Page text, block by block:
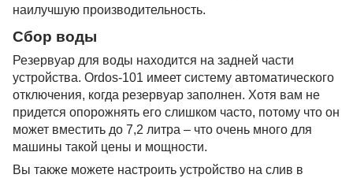
наилучшую производительность.
Сбор воды
Резервуар для воды находится на задней части
устройства. Ordos-101 имеет систему автоматического
отключения, когда резервуар заполнен. Хотя вам не
придется опорожнять его слишком часто, потому что он
может вместить до 7,2 литра – что очень много для
машины такой цены и мощности.
Вы также можете настроить устройство на слив в